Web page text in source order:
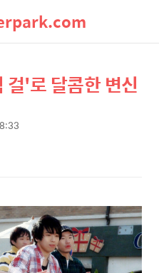
색
뉴
'로 달콤한 변신